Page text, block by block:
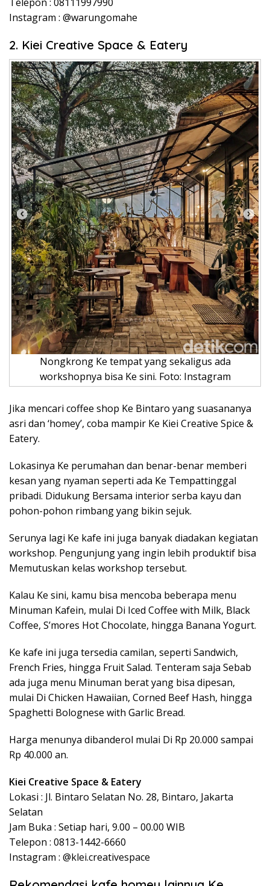
Instagram : @warungomahe
2. Kiei Creative Space & Eatery
Nongkrong Ke tempat yang sekaligus ada
workshopnya bisa Ke sini. Foto: Instagram
Jika mencari coffee shop Ke Bintaro yang suasananya
asri dan ‘homey’, coba mampir Ke Kiei Creative Spice &
Eatery.
Lokasinya Ke perumahan dan benar-benar memberi
kesan yang nyaman seperti ada Ke Tempattinggal
pribadi. Didukung Bersama interior serba kayu dan
pohon-pohon rimbang yang bikin sejuk.
Serunya lagi Ke kafe ini juga banyak diadakan kegiatan
workshop. Pengunjung yang ingin lebih produktif bisa
Memutuskan kelas workshop tersebut.
Kalau Ke sini, kamu bisa mencoba beberapa menu
Minuman Kafein, mulai Di Iced Coffee with Milk, Black
Coffee, S’mores Hot Chocolate, hingga Banana Yogurt.
Ke kafe ini juga tersedia camilan, seperti Sandwich,
French Fries, hingga Fruit Salad. Tenteram saja Sebab
ada juga menu Minuman berat yang bisa dipesan,
mulai Di Chicken Hawaiian, Corned Beef Hash, hingga
Spaghetti Bolognese with Garlic Bread.
Harga menunya dibanderol mulai Di Rp 20.000 sampai
Rp 40.000 an.
Kiei Creative Space & Eatery
Lokasi : Jl. Bintaro Selatan No. 28, Bintaro, Jakarta
Selatan
Jam Buka : Setiap hari, 9.00 – 00.00 WIB
Telepon : 0813-1442-6660
Instagram : @klei.creativespace